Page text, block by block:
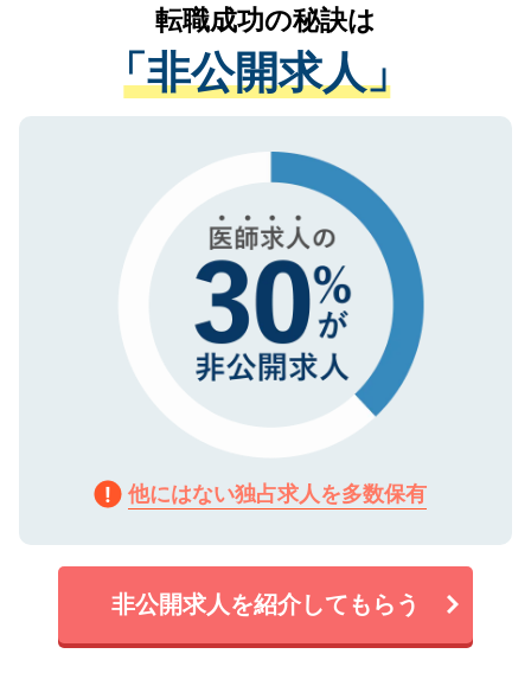
は、個人情報の取り扱いについての厳密な
管理基準を満たした事業者のみに付与され
る、プライバシーマークを取得済みです。
ご登録いただいた個人情報は、SSL（デー
で、機密保持に関してもご安心ください。
経験をまじえながら、適切なアドバイスを
させていただきます。すぐにご転職をされ
ない方には、長期的なサポートが可能です
ので、まずはご登録ください。
転職成功の秘訣は
「非公開求人」
他にはない独占求人を多数保有
非公開求人を紹介してもらう